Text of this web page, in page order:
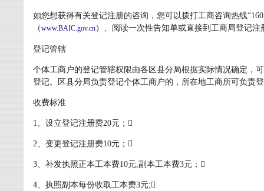
如您想获得有关登记注册的咨询，您可以拨打工商咨询热线
（www.BAIC.gov.cn）、阅读一次性告知单或直接到工商局登记注
登记管辖
个体工商户的登记管辖权限由各区县分局根据实际情况确定，
登记。区县分局负责登记个体工商户的，所在地工商所可负责
收费标准
1、设立登记注册费20元；
2、变更登记注册费10元；
3、补发执照正本工本费10元,副本工本费3元；
4、执照副本每份收取工本费3元;